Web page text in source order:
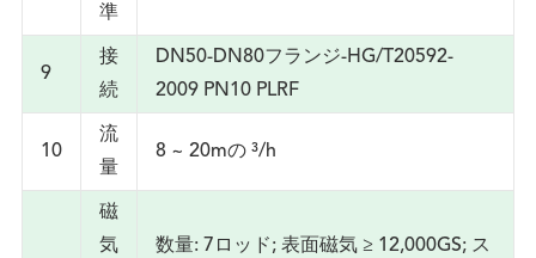
準
9
接
続
DN50-DN80フランジ-HG/T20592-
2009 PN10 PLRF
10
流
量
8 ~ 20mの ³/h
磁
気
数量: 7ロッド; 表面磁気 ≥ 12,000GS; ス